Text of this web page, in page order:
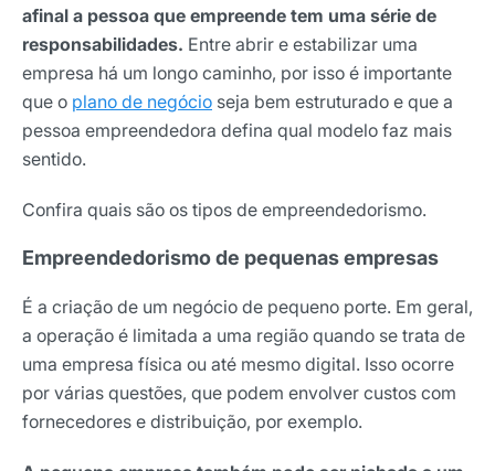
afinal a pessoa que empreende tem uma série de
responsabilidades. Entre abrir e estabilizar uma
empresa há um longo caminho, por isso é importante
que o plano de negócio seja bem estruturado e que a
pessoa empreendedora defina qual modelo faz mais
sentido.
Confira quais são os tipos de empreendedorismo.
Empreendedorismo de pequenas empresas
É a criação de um negócio de pequeno porte. Em geral,
a operação é limitada a uma região quando se trata de
uma empresa física ou até mesmo digital. Isso ocorre
por várias questões, que podem envolver custos com
fornecedores e distribuição, por exemplo.